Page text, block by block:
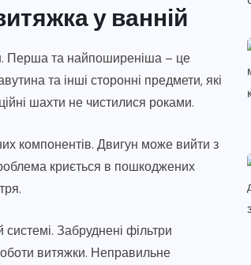
у ванній
Перша та найпоширеніша – це
та інші сторонні предмети, які
шахти не чистилися роками.
компонентів. Двигун може вийти з
криється в пошкоджених
Забруднені фільтри
витяжки. Неправильне